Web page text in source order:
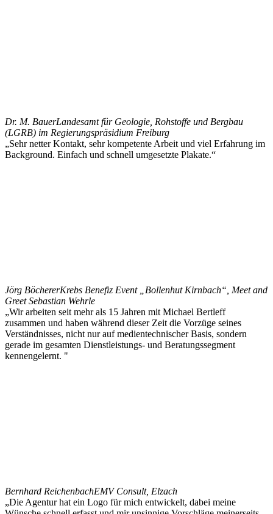
Dr. M. BauerLandesamt für Geologie, Rohstoffe und Bergbau
(LGRB) im Regierungspräsidium Freiburg
„Sehr netter Kontakt, sehr kompetente Arbeit und viel Erfahrung im
Background. Einfach und schnell umgesetzte Plakate.“
Jörg BöchererKrebs Benefiz Event „Bollenhut Kirnbach“, Meet and
Greet Sebastian Wehrle
„Wir arbeiten seit mehr als 15 Jahren mit Michael Bertleff
zusammen und haben während dieser Zeit die Vorzüge seines
Verständnisses, nicht nur auf medientechnischer Basis, sondern
gerade im gesamten Dienstleistungs- und Beratungssegment
kennengelernt. "
Bernhard ReichenbachEMV Consult, Elzach
„Die Agentur hat ein Logo für mich entwickelt, dabei meine